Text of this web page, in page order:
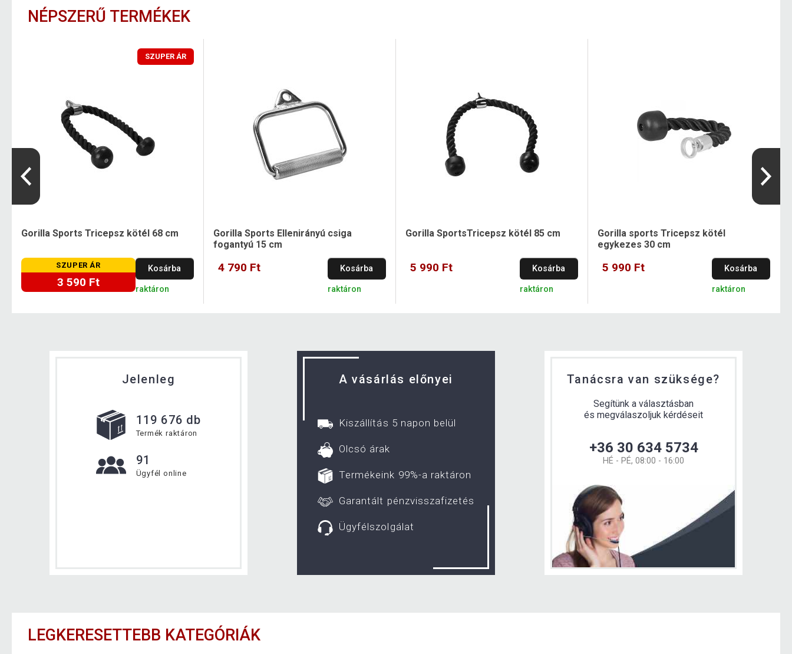
NÉPSZERŰ TERMÉKEK
SZUPER ÁR
Gorilla Sports Tricepsz kötél 68 cm
SZUPER ÁR
3 590 Ft
Kosárba
raktáron
Gorilla Sports Ellenirányú csiga
fogantyú 15 cm
4 790 Ft Kosárba
raktáron
Gorilla SportsTricepsz kötél 85 cm
5 990 Ft Kosárba
raktáron
Gorilla sports Tricepsz kötél
egykezes 30 cm
5 990 Ft Kosárba
raktáron
Jelenleg
119 676 db
Termék raktáron
91
Ügyfél online
A vásárlás előnyei
Kiszállítás 5 napon belül
Olcsó árak
Termékeink 99%-a raktáron
Garantált pénzvisszafizetés
Ügyfélszolgálat
Tanácsra van szüksége?
Segítünk a választásban
és megválaszoljuk kérdéseit
+36 30 634 5734
HÉ - PÉ, 08:00 - 16:00
LEGKERESETTEBB KATEGÓRIÁK